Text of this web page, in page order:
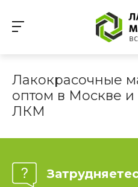
Лакокрасочные
оптом в Москве
ЛКМ